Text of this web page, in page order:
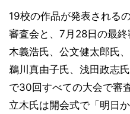
19校の作品が発表される
審査会と、7月28日の最
木義浩氏、公文健太郎氏
鵜川真由子氏、浅田政志
で30回すべての大会で審
立木氏は開会式で「明日